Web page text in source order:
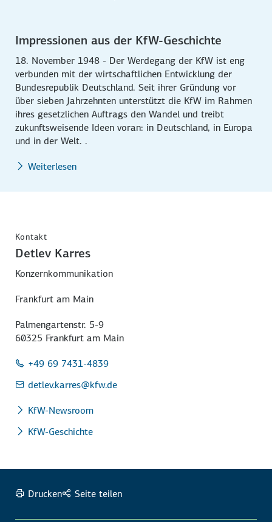
Impressionen aus der KfW-Geschichte
18. November 1948 - Der Werdegang der KfW ist eng
verbunden mit der wirtschaftlichen Entwicklung der
Bundesrepublik Deutschland. Seit ihrer Gründung vor
über sieben Jahrzehnten unterstützt die KfW im Rahmen
ihres gesetzlichen Auftrags den Wandel und treibt
zukunftsweisende Ideen voran: in Deutschland, in Europa
und in der Welt. .
Weiterlesen
Kontakt
Detlev Karres
Konzernkommunikation
Frankfurt am Main
Palmengartenstr. 5-9
60325 Frankfurt am Main
+49 69 7431-4839
detlev.karres@kfw.de
KfW-Newsroom
KfW-Geschichte
Drucken Seite teilen